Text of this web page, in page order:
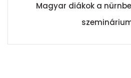
Magyar diákok a